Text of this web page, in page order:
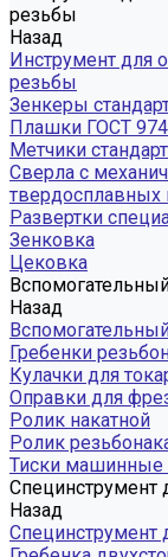
резьбы
Назад
Инструмент для
резьбы
Зенкеры
Плашки ГОСТ
Метчики
Сверла с
твердосплавных
Развертки
Зенковка
Цековка
Назад
Гребенки
Кулачки для
Оправки для
Ролик накатной
Ролик
Тиски машинные
Специнструмент
Назад
Специнструмент